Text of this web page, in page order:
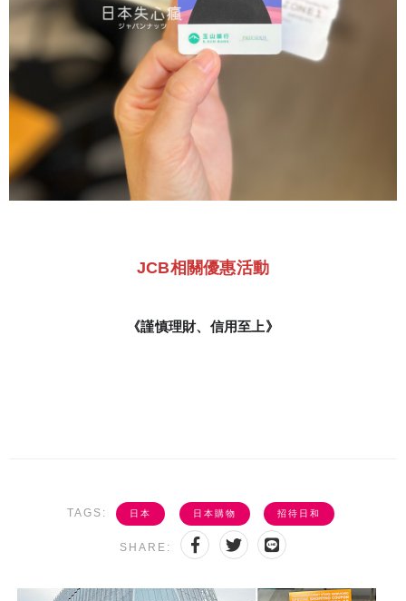
JCB相關優惠活動
《謹慎理財、信用至上》
TAGS: 日本 日本購物 招待日和
SHARE: